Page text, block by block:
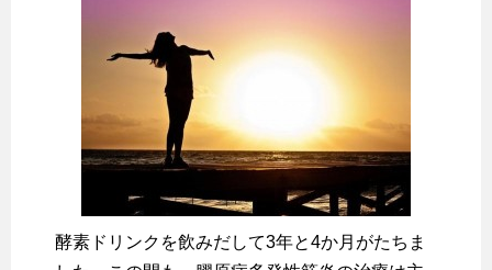
酵素ドリンクを飲みだして3年と4か月がたちま